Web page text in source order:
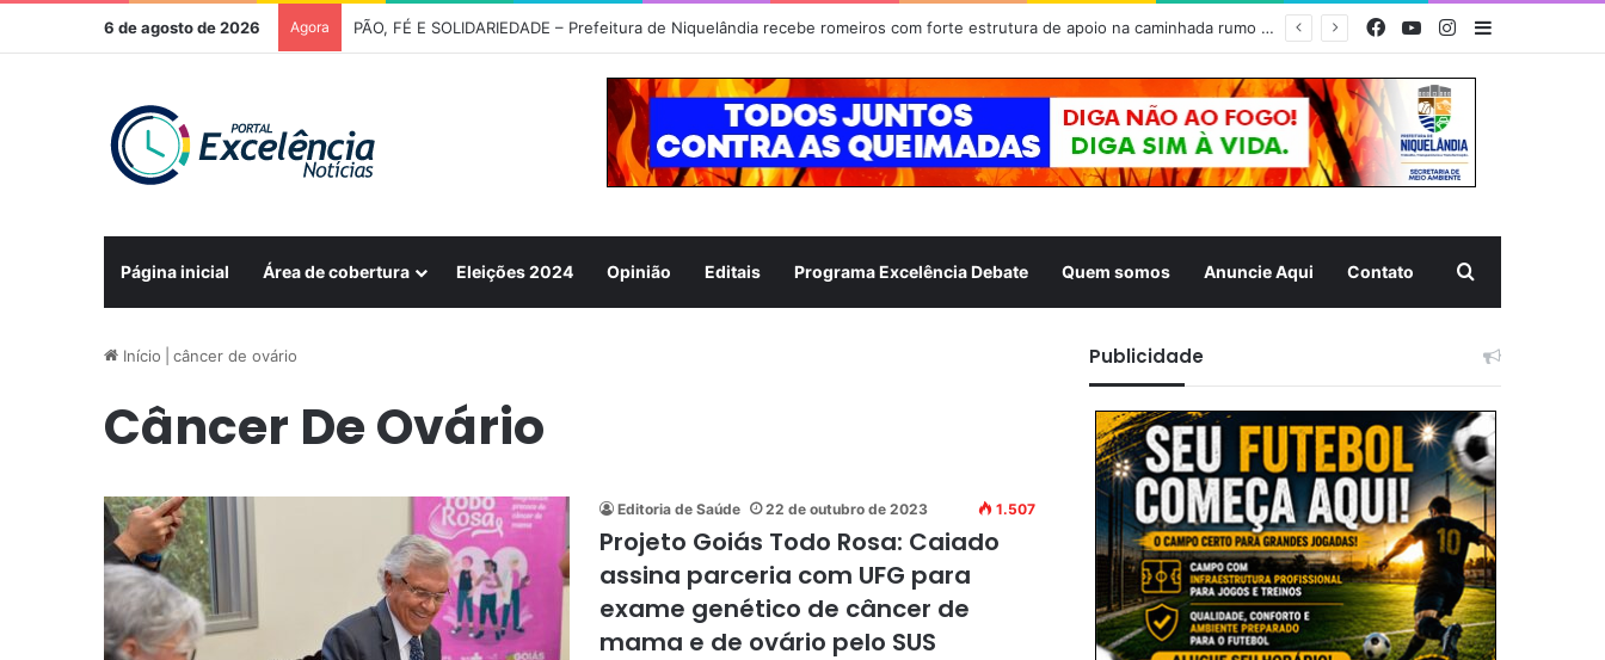
6 de agosto de 2026 Agora PÃO, FÉ E SOLIDARIEDADE – Prefeitura de Niquelândia recebe romeiros com forte estrutura de apoio na caminhada rumo ao Muquém FacebookYouTubeInstagram
Página inicial Área de cobertura Eleições 2024 Opinião Editais Programa Excelência Debate Quem somos Anuncie Aqui Contato
Início câncer de ovário
Câncer De Ovário
Editoria de Saúde 22 de outubro de 2023 1.507
Projeto Goiás Todo Rosa: Caiado
assina parceria com UFG para
exame genético de câncer de
mama e de ovário pelo SUS
Publicidade